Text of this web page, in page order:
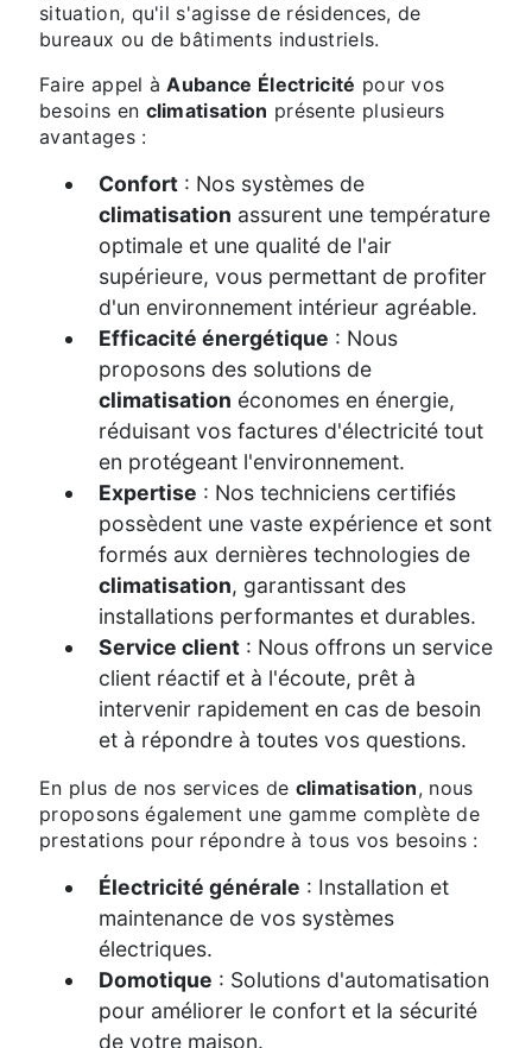
situation, qu'il s'agisse de résidences, de
bureaux ou de bâtiments industriels.
Faire appel àAubance Électricité pour vos
besoins en climatisation présente plusieurs
avantages :
Confort : Nos systèmes de
climatisation assurent une température
optimale et une qualité de l'air
supérieure, vous permettant de profiter
d'un environnement intérieur agréable.
Efficacité énergétique : Nous
proposons des solutions de
climatisation économes en énergie,
réduisant vos factures d'électricité tout
en protégeant l'environnement.
Expertise : Nos techniciens certifiés
possèdent une vaste expérience et sont
formés aux dernières technologies de
climatisation, garantissant des
installations performantes et durables.
Service client : Nous offrons un service
client réactif et à l'écoute, prêt à
intervenir rapidement en cas de besoin
et à répondre à toutes vos questions.
En plus de nos services de climatisation, nous
proposons également une gamme complète de
prestations pour répondre à tous vos besoins :
Électricité générale : Installation et
maintenance de vos systèmes
électriques.
Domotique : Solutions d'automatisation
pour améliorer le confort et la sécurité
de votre maison.